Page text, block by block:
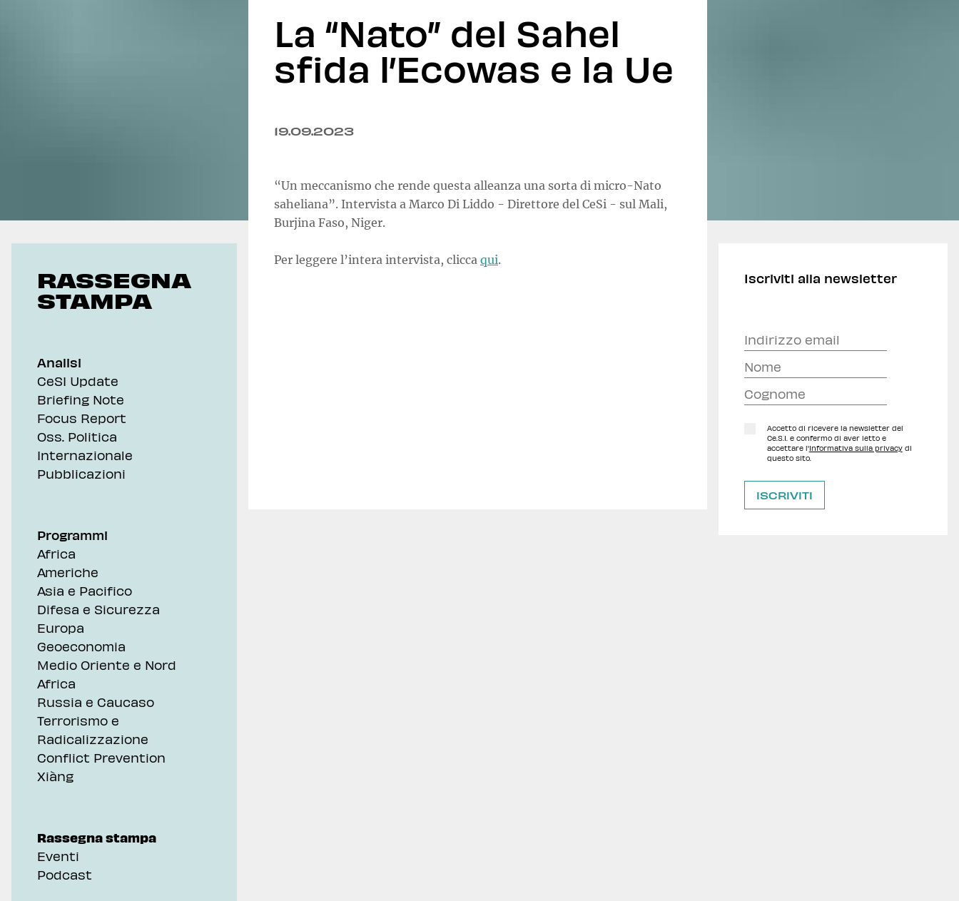
RASSEGNA
STAMPA
Analisi
CeSI Update
Briefing Note
Focus Report
Oss. Politica
Internazionale
Pubblicazioni
Programmi
Africa
Americhe
Asia e Pacifico
Difesa e Sicurezza
Europa
Geoeconomia
Medio Oriente e Nord
Africa
Russia e Caucaso
Terrorismo e
Radicalizzazione
Conflict Prevention
Xiàng
Rassegna stampa
Eventi
Podcast
La “Nato” del Sahel
sfida l’Ecowas e la Ue
19.09.2023
“Un meccanismo che rende questa alleanza una sorta di micro-Nato
saheliana”. Intervista a Marco Di Liddo - Direttore del CeSi - sul Mali,
Burjina Faso, Niger.
Per leggere l’intera intervista, clicca qui.
Iscriviti alla newsletter
Accetto di ricevere la newsletter del
Ce.S.I. e confermo di aver letto e
accettare l'Informativa sulla privacydi
questo sito.